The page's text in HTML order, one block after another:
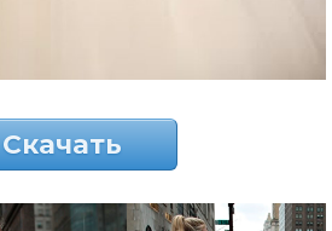
Скачать